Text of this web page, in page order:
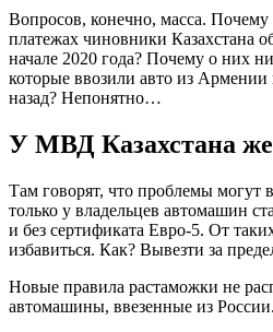
Вопросов, конечно, масса.
платежах чиновники Казахстана
начале 2020 года? Почему о них
которые ввозили авто из
назад? Непонятно…
У МВД Казахстана же
Там говорят, что проблемы могут
только у владельцев автомашин
и без сертификата Евро-5. От
избавиться. Как? Вывезти за
Новые правила растаможки не
автомашины, ввезенные из